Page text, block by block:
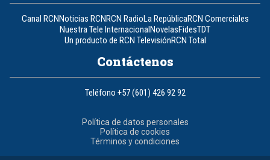
Canal RCNNoticias RCNRCN RadioLa RepúblicaRCN Comerciales
Nuestra Tele InternacionalNovelasFidesTDT
Un producto de RCN TelevisiónRCN Total
Contáctenos
Teléfono +57 (601) 426 92 92
Política de datos personales
Política de cookies
Términos y condiciones